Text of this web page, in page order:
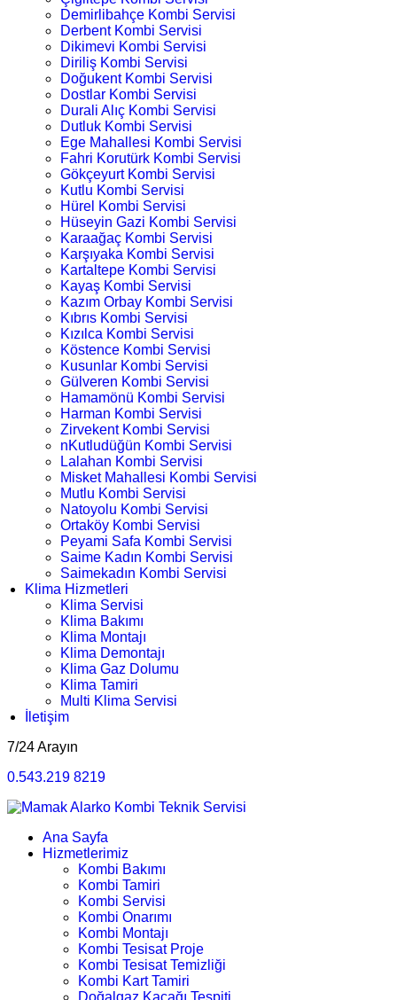
Demirlibahçe Kombi Servisi
Derbent Kombi Servisi
Dikimevi Kombi Servisi
Diriliş Kombi Servisi
Doğukent Kombi Servisi
Dostlar Kombi Servisi
Durali Alıç Kombi Servisi
Dutluk Kombi Servisi
Ege Mahallesi Kombi Servisi
Fahri Korutürk Kombi Servisi
Gökçeyurt Kombi Servisi
Kutlu Kombi Servisi
Hürel Kombi Servisi
Hüseyin Gazi Kombi Servisi
Karaağaç Kombi Servisi
Karşıyaka Kombi Servisi
Kartaltepe Kombi Servisi
Kayaş Kombi Servisi
Kazım Orbay Kombi Servisi
Kıbrıs Kombi Servisi
Kızılca Kombi Servisi
Köstence Kombi Servisi
Kusunlar Kombi Servisi
Gülveren Kombi Servisi
Hamamönü Kombi Servisi
Harman Kombi Servisi
Zirvekent Kombi Servisi
nKutludüğün Kombi Servisi
Lalahan Kombi Servisi
Misket Mahallesi Kombi Servisi
Mutlu Kombi Servisi
Natoyolu Kombi Servisi
Ortaköy Kombi Servisi
Peyami Safa Kombi Servisi
Saime Kadın Kombi Servisi
Saimekadın Kombi Servisi
Klima Hizmetleri
Klima Servisi
Klima Bakımı
Klima Montajı
Klima Demontajı
Klima Gaz Dolumu
Klima Tamiri
Multi Klima Servisi
İletişim
7/24 Arayın
0.543.219 8219
Ana Sayfa
Hizmetlerimiz
Kombi Bakımı
Kombi Tamiri
Kombi Servisi
Kombi Onarımı
Kombi Montajı
Kombi Tesisat Proje
Kombi Tesisat Temizliği
Kombi Kart Tamiri
Doğalgaz Kaçağı Tespiti